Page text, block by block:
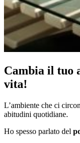
Cambia il tuo
vita!
L’ambiente che ci
abitudini quotidiane.
Ho spesso parlato del